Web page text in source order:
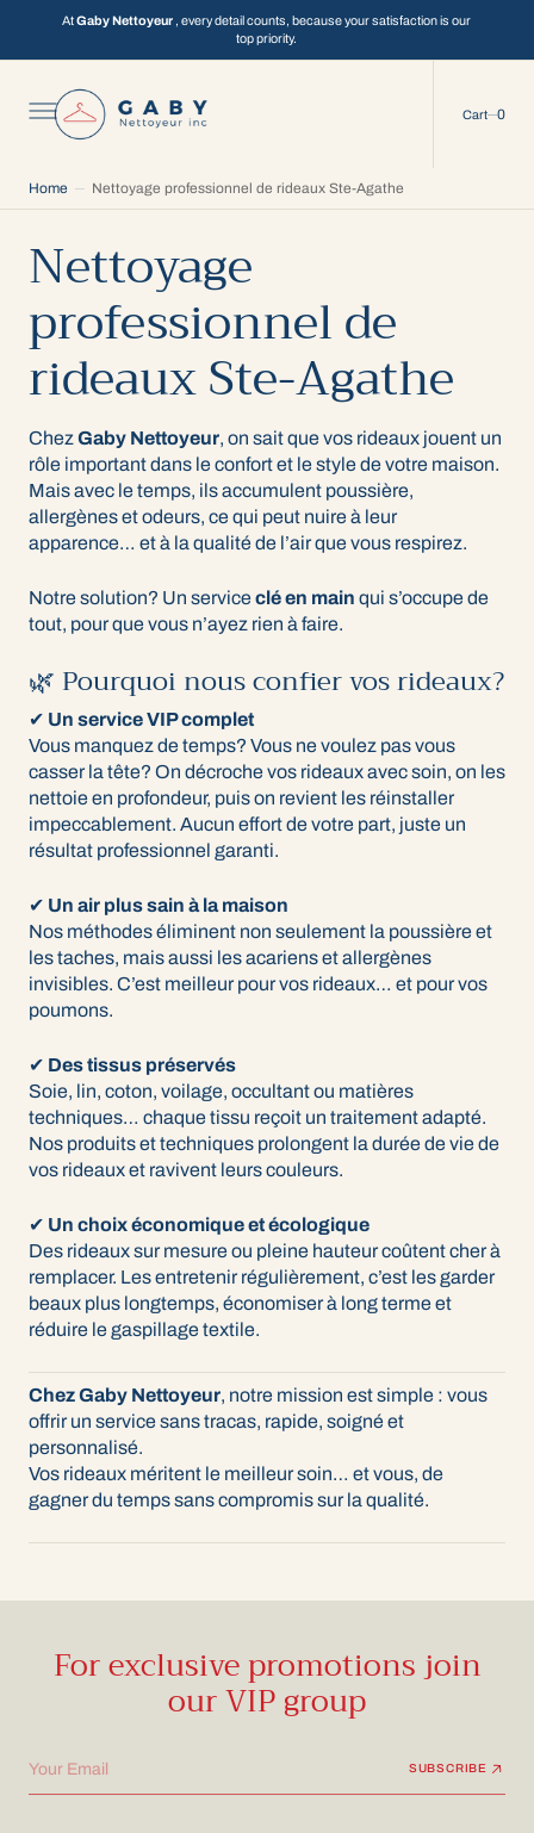
AtGaby Nettoyeur , every detail counts, because your satisfaction is our
top priority.
Cart 00
Home Nettoyage professionnel de rideaux Ste-Agathe
Nettoyage
professionnel de
rideaux Ste-Agathe
Chez Gaby Nettoyeur, on sait que vos rideaux jouent un
rôle important dans le confort et le style de votre maison.
Mais avec le temps, ils accumulent poussière,
allergènes et odeurs, ce qui peut nuire à leur
apparence… et à la qualité de l’air que vous respirez.
Notre solution? Un serviceclé en main qui s’occupe de
tout, pour que vous n’ayez rien à faire.
🌿 Pourquoi nous confier vos rideaux?
✔ Un service VIP complet
Vous manquez de temps? Vous ne voulez pas vous
casser la tête? On décroche vos rideaux avec soin, on les
nettoie en profondeur, puis on revient les réinstaller
impeccablement. Aucun effort de votre part, juste un
résultat professionnel garanti.
✔ Un air plus sain à la maison
Nos méthodes éliminent non seulement la poussière et
les taches, mais aussi les acariens et allergènes
invisibles. C’est meilleur pour vos rideaux… et pour vos
poumons.
✔ Des tissus préservés
Soie, lin, coton, voilage, occultant ou matières
techniques… chaque tissu reçoit un traitement adapté.
Nos produits et techniques prolongent la durée de vie de
vos rideaux et ravivent leurs couleurs.
✔ Un choix économique et écologique
Des rideaux sur mesure ou pleine hauteur coûtent cher à
remplacer. Les entretenir régulièrement, c’est les garder
beaux plus longtemps, économiser à long terme et
réduire le gaspillage textile.
Chez Gaby Nettoyeur, notre mission est simple : vous
offrir un service sans tracas, rapide, soigné et
personnalisé.
Vos rideaux méritent le meilleur soin… et vous, de
gagner du temps sans compromis sur la qualité.
For exclusive promotions join
our VIP group
Your Email SUBSCRIBE